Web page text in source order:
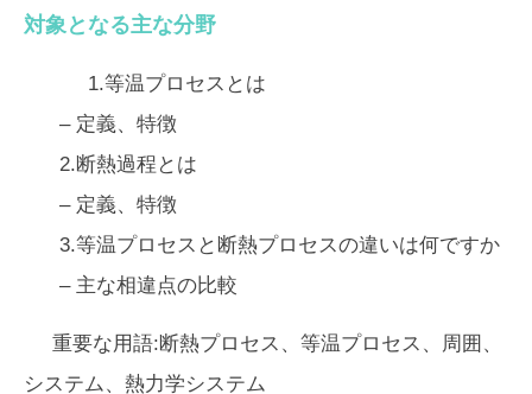
対象となる主な分野
1.等温プロセスとは
– 定義、特徴
2.断熱過程とは
– 定義、特徴
3.等温プロセスと断熱プロセスの違いは何ですか
– 主な相違点の比較
重要な用語:断熱プロセス、等温プロセス、周囲、
システム、熱力学システム